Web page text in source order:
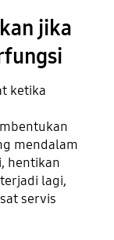
jika
ketika
mendalam
hentikan
lagi,
servis